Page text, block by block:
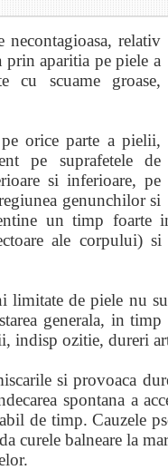
necontagioasa, relativ
prin aparitia pe piele a
cu scuame groase,
orice parte a pielii,
pe suprafetele de
si inferioare, pe
genunchilor si
un timp foarte
ale corpului)
de piele nu
generala, in
indisp ozitie, dureri
si provoaca
spontana a
de timp. Cauzele
curele balneare la